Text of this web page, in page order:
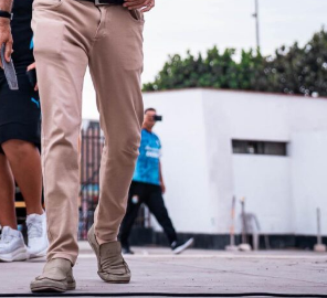
es_LA/all.js#xfbml=1»;
fjs);
«facebook-jssdk»));